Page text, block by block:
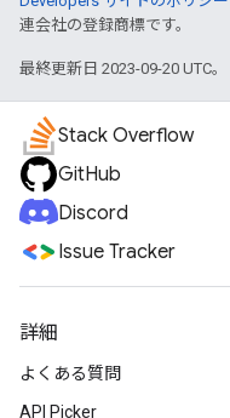
連会社の登録商標です。
最終更新日 2023-09-20 UTC。
Stack Overflow
GitHub
Discord
Issue Tracker
詳細
よくある質問
API Picker